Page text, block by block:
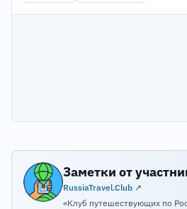
Заметки от
RussiaTravel.Club ↗
«Клуб путешествующих по